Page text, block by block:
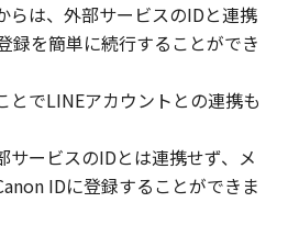
は、外部サービスのIDと連携
録を簡単に続行することができ
とでLINEアカウントとの連携も
ービスのIDとは連携せず、メ
IDに登録することができま